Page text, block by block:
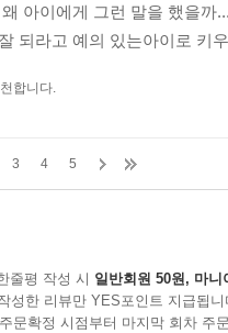
아이에게 그런 말을 했을
되라고 예의 있는아이로 키
합니다.
3 4 5
줄평 작성 시 일반회원 50원, 마니
성한 리뷰만 YES포인트 지급됩니
문확정 시점부터 마지막 회차 주